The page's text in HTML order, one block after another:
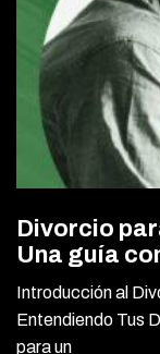
Divorcio
Una guía
Introducción al
Entendiendo Tus
para un